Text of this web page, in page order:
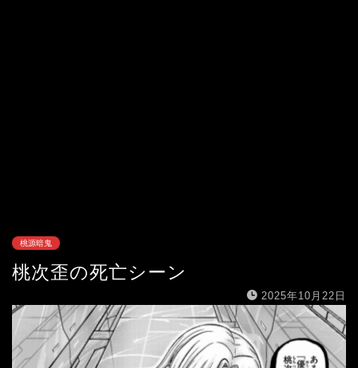
桃源暗鬼
桃次歪の死亡シーン
2025年10月22日